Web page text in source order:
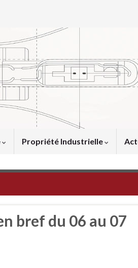
Propriété Industrielle
bref du 06 au 07